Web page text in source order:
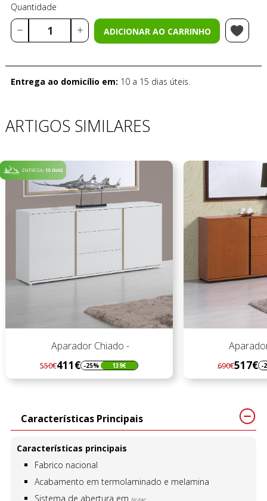
Quantidade
ADICIONAR AO CARRINHO
Entrega ao domicílio em: 10 a 15 dias úteis.
ARTIGOS SIMILARES
Aparador Chiado -
Regular
preço
550€411€
Preço -25% 139€
Regular
preço
690€517€
Preço -
Características Principais
Características principais
Fabrico nacional
Acabamento em termolaminado e melamina
Sistema de abertura em tic-tac